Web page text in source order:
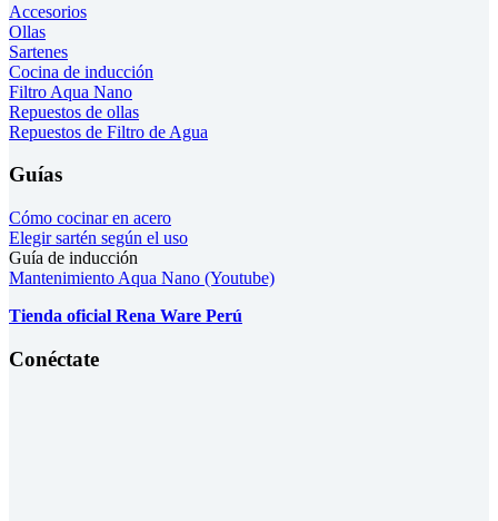
Accesorios
Ollas
Sartenes
Cocina de inducción
Filtro Aqua Nano
Repuestos de ollas
Repuestos de Filtro de Agua
Guías
Cómo cocinar en acero
Elegir sartén según el uso
Guía de inducción
Mantenimiento Aqua Nano (Youtube)
Tienda oficial Rena Ware Perú
Conéctate